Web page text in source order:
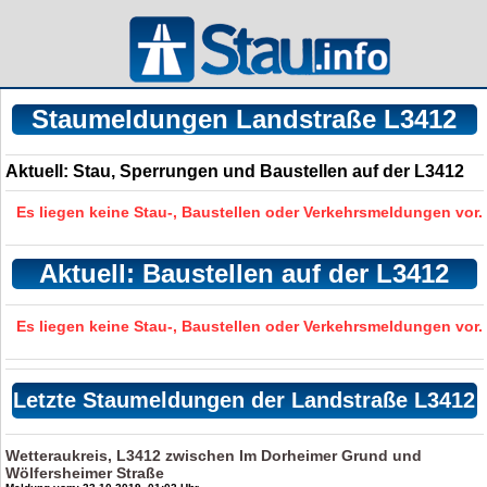
Staumeldungen Landstraße L3412
Aktuell: Stau, Sperrungen und Baustellen auf der L3412
Es liegen keine Stau-, Baustellen oder Verkehrsmeldungen vor.
Aktuell: Baustellen auf der L3412
Es liegen keine Stau-, Baustellen oder Verkehrsmeldungen vor.
Letzte Staumeldungen der Landstraße L3412
Wetteraukreis, L3412 zwischen Im Dorheimer Grund und
Wölfersheimer Straße